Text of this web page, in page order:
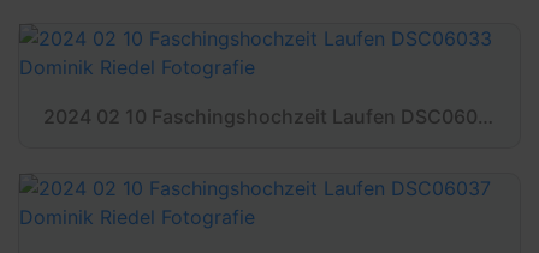
2024 02 10 Faschingshochzeit Laufen DSC06033 Dominik Riedel Fotografie